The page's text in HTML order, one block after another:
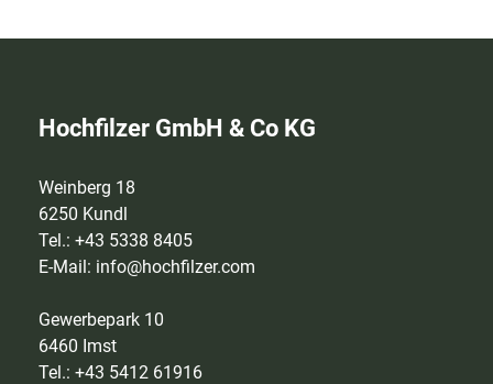
Hochfilzer GmbH & Co KG
Weinberg 18
6250 Kundl
Tel.: +43 5338 8405
E-Mail: info@hochfilzer.com
Gewerbepark 10
6460 Imst
Tel.: +43 5412 61916